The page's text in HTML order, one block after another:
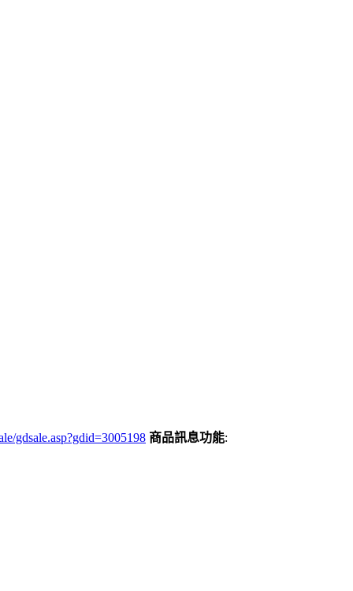
gdsale.asp?gdid=3005198 商品訊息功能: